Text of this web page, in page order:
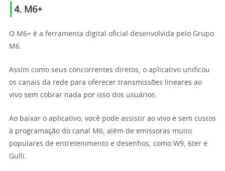
4. M6+
O M6+ é a ferramenta digital oficial desenvolvida pelo Grupo
M6.
Assim como seus concorrentes diretos, o aplicativo unificou
os canais da rede para oferecer transmissões lineares ao
vivo sem cobrar nada por isso dos usuários.
Ao baixar o aplicativo, você pode assistir ao vivo e sem custos
à programação do canal M6, além de emissoras muito
populares de entretenimento e desenhos, como W9, 6ter e
Gulli.